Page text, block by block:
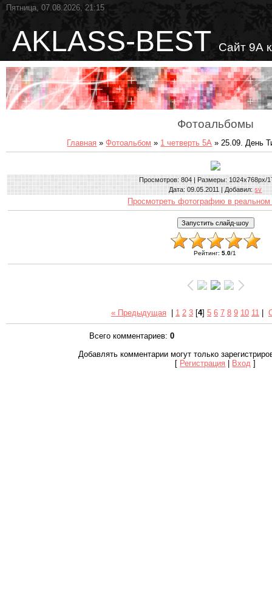
Пятница, 07.08.2026, 21:15
AKLASS-BEST Сайт 9А
Фотоальбомы
Главная »Фотоальбом » 1 четверть 5А » 25.09. День
Просмотров: 804 | Размеры: 1024x768px/
Дата: 09.05.2011 | Добавил:sv
Просмотреть фотографию в реальном
Рейтинг:5.0/1
« Предыдущая 1 2 3 [4] 5 6 7 8 9 10 11
Всего комментариев: 0
Добавлять комментарии могут только
[ Регистрация | Вход ]